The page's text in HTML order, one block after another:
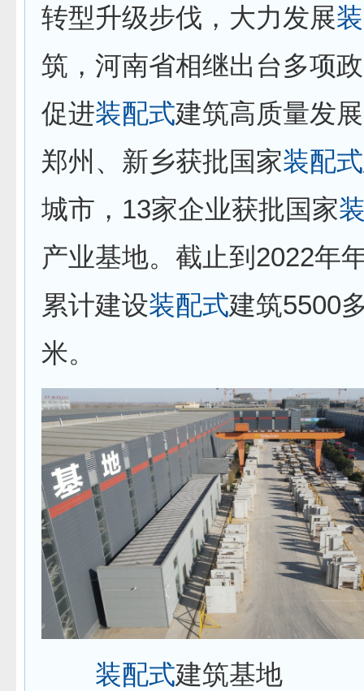
转型升级步伐，大力发展
筑，河南省相继出台多项
促进装配式建筑高质量发
郑州、新乡获批国家装配式
城市，13家企业获批国家
产业基地。截止到2022年
累计建设装配式建筑5500
米。
装配式建筑基地